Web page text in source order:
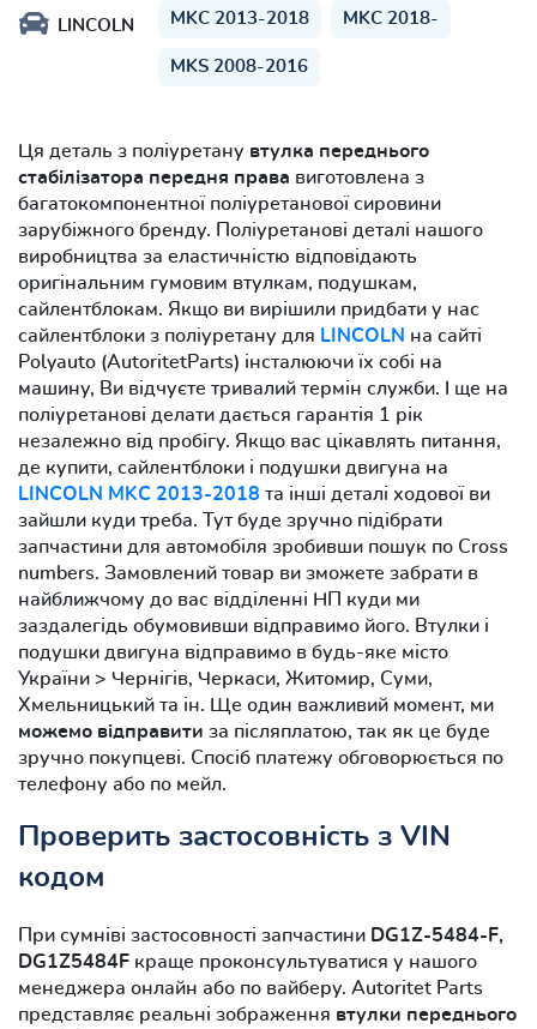
LINCOLN MKC 2013-2018 MKC 2018-
MKS 2008-2016
Ця деталь з поліуретану втулка переднього
стабілізатора передня права виготовлена з
багатокомпонентної поліуретанової сировини
зарубіжного бренду. Поліуретанові деталі нашого
виробництва за еластичністю відповідають
оригінальним гумовим втулкам, подушкам,
сайлентблокам. Якщо ви вирішили придбати у нас
сайлентблоки з поліуретану для LINCOLN на сайті
Polyauto (AutoritetParts) інсталюючи їх собі на
машину, Ви відчуєте тривалий термін служби. І ще на
поліуретанові делати дається гарантія 1 рік
незалежно від пробігу. Якщо вас цікавлять питання,
де купити, сайлентблоки і подушки двигуна на
LINCOLN MKC 2013-2018 та інші деталі ходової ви
зайшли куди треба. Тут буде зручно підібрати
запчастини для автомобіля зробивши пошук по Cross
numbers. Замовлений товар ви зможете забрати в
найближчому до вас відділенні НП куди ми
заздалегідь обумовивши відправимо його. Втулки і
подушки двигуна відправимо в будь-яке місто
України > Чернігів, Черкаси, Житомир, Суми,
Хмельницький та ін. Ще один важливий момент, ми
можемо відправити за післяплатою, так як це буде
зручно покупцеві. Спосіб платежу обговорюється по
телефону або по мейл.
Проверить застосовність з VIN
кодом
При сумніві застосовності запчастини DG1Z-5484-F,
DG1Z5484F краще проконсультуватися у нашого
менеджера онлайн або по вайберу. Autoritet Parts
представляє реальні зображення втулки переднього